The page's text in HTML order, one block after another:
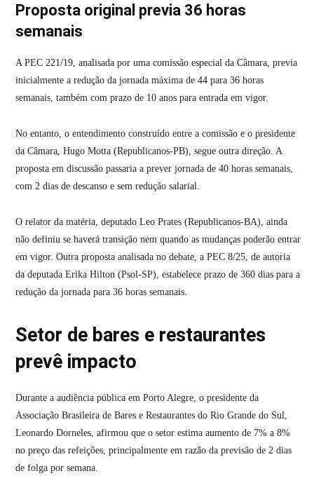
Proposta original previa 36 horas
semanais
A PEC 221/19, analisada por uma comissão especial da Câmara, previa
inicialmente a redução da jornada máxima de 44 para 36 horas
semanais, também com prazo de 10 anos para entrada em vigor.
No entanto, o entendimento construído entre a comissão e o presidente
da Câmara, Hugo Motta (Republicanos-PB), segue outra direção. A
proposta em discussão passaria a prever jornada de 40 horas semanais,
com 2 dias de descanso e sem redução salarial.
O relator da matéria, deputado Leo Prates (Republicanos-BA), ainda
não definiu se haverá transição nem quando as mudanças poderão entrar
em vigor. Outra proposta analisada no debate, a PEC 8/25, de autoria
da deputada Erika Hilton (Psol-SP), estabelece prazo de 360 dias para a
redução da jornada para 36 horas semanais.
Setor de bares e restaurantes
prevê impacto
Durante a audiência pública em Porto Alegre, o presidente da
Associação Brasileira de Bares e Restaurantes do Rio Grande do Sul,
Leonardo Dorneles, afirmou que o setor estima aumento de 7% a 8%
no preço das refeições, principalmente em razão da previsão de 2 dias
de folga por semana.